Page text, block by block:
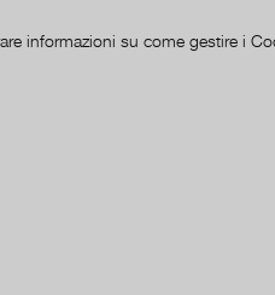
informazioni su come gestire i